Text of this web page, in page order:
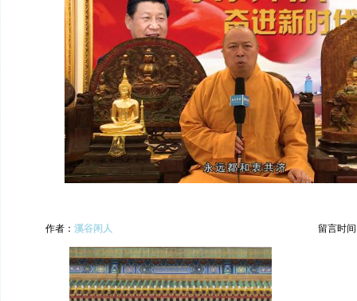
作者： 溪谷闲人 留言时间